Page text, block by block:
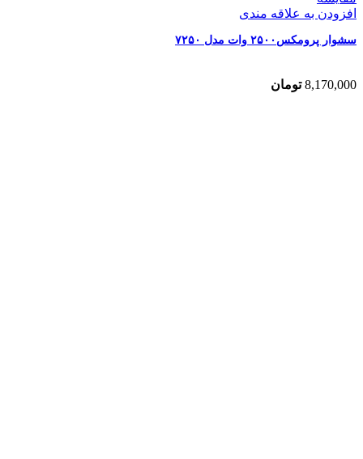
افزودن به علاقه مندی
سشوار پرومکس۲۵۰۰ وات مدل ۷۲۵۰
8,170,000 تومان